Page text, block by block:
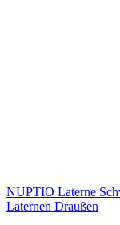
NUPTIO Laterne
Laternen Draußen